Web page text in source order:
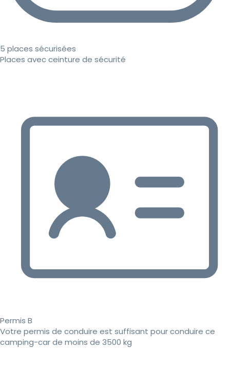
5 places sécurisées
Places avec ceinture de sécurité
Permis B
Votre permis de conduire est suffisant pour conduire ce
camping-car de moins de 3500 kg